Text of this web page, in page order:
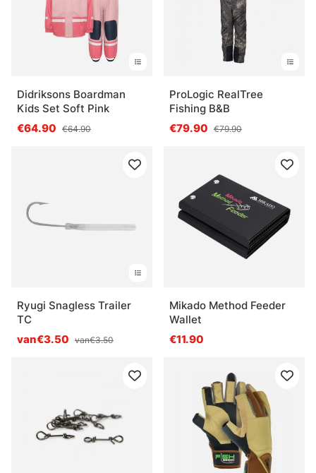
Didriksons Boardman
Kids Set Soft Pink
€64.90 €64.90
ProLogic RealTree
Fishing B&B
€79.90 €79.90
Ryugi Snagless Trailer
TC
van€3.50 van€3.50
Mikado Method Feeder
Wallet
€11.90